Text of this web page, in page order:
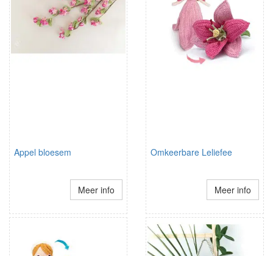
Appel bloesem
Meer info
Omkeerbare Leliefee
Meer info